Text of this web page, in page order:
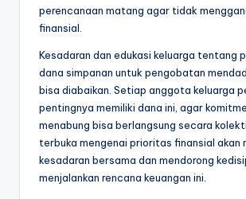
perencanaan matang agar tidak
finansial.
Kesadaran dan edukasi keluarga tentang
dana simpanan untuk pengobatan
bisa diabaikan. Setiap anggota keluarga
pentingnya memiliki dana ini, agar
menabung bisa berlangsung secara
terbuka mengenai prioritas finansial akan
kesadaran bersama dan mendorong
menjalankan rencana keuangan ini.